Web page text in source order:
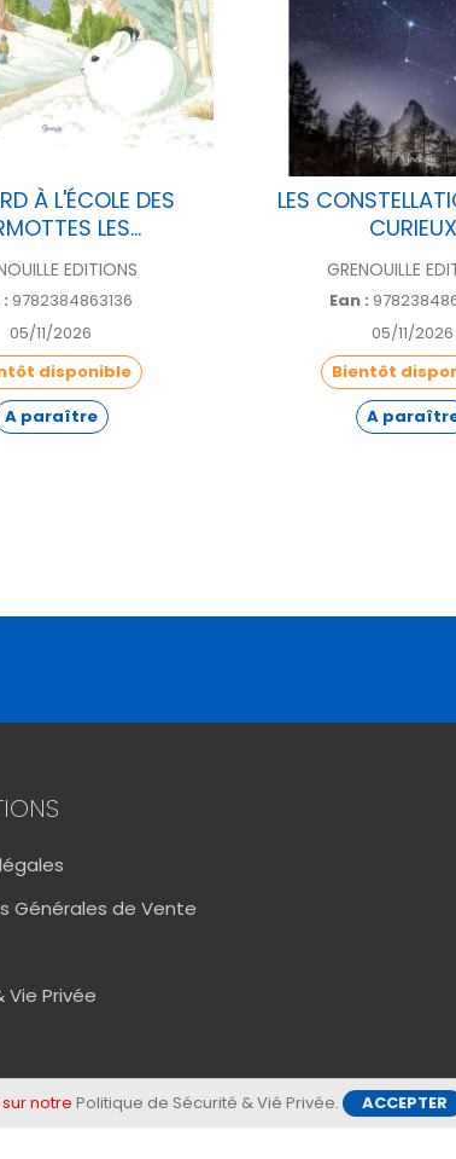
À L'ÉCOLE DES
LES...
EDITIONS
9782384863136
05/11/2026
disponible
A paraître
LES
CURIEUX
GRENOUILLE
Ean :
05/11/2026
Bientôt
A
Générales de Vente
Vie Privée
sur notrePolitique de Sécurité & Vié Privée. ACCEPTER